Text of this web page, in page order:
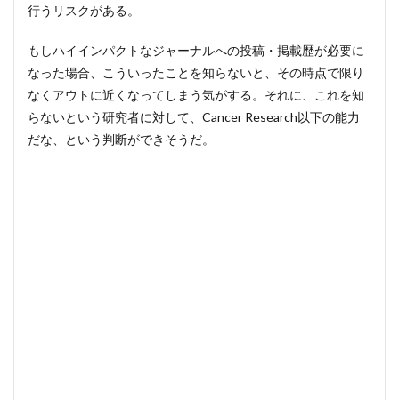
行うリスクがある。
もしハイインパクトなジャーナルへの投稿・掲載歴が必要に
なった場合、こういったことを知らないと、その時点で限り
なくアウトに近くなってしまう気がする。それに、これを知
らないという研究者に対して、Cancer Research以下の能力
だな、という判断ができそうだ。